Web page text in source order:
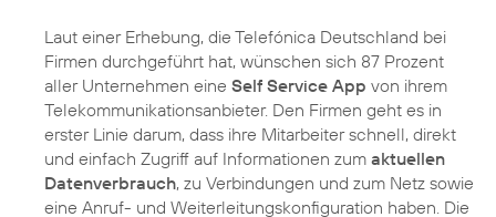
Laut einer Erhebung, die Telefónica Deutschland bei
Firmen durchgeführt hat, wünschen sich 87 Prozent
aller Unternehmen eine Self Service App von ihrem
Telekommunikationsanbieter. Den Firmen geht es in
erster Linie darum, dass ihre Mitarbeiter schnell, direkt
und einfach Zugriff auf Informationen zum aktuellen
Datenverbrauch, zu Verbindungen und zum Netz sowie
eine Anruf- und Weiterleitungskonfiguration haben. Die